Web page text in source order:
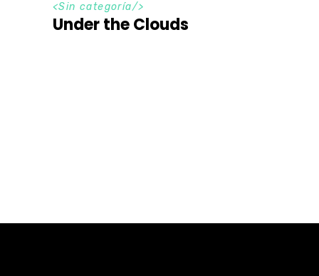
<Sin categoría/>
Under the Clouds